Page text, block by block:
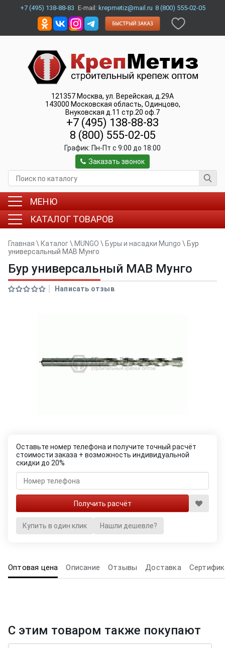
+7 (495) 138-88-83 E-mail: krepmetiz@mail.ru 8 (800) 555-02-05
121357 Москва, ул. Верейская, д.29А
143000 Московская область, Одинцово,
Внуковская д.11 стр.20 оф.7
+7 (495) 138-88-83
8 (800) 555-02-05
График: Пн-Пт c 9:00 до 18:00
Заказать звонок
МЕНЮ
КАТАЛОГ ТОВАРОВ
Главная \ Каталог\ MUNGO \ Буры и насадки Mungo \ Бур
универсальный MAB Мунго
Бур универсальный MAB Мунго
Написать отзыв
Оставьте номер телефона и получите точный расчёт
стоимости заказа + возможность индивидуальной
скидки до 20%
Купить в один клик Нашли дешевле?
Оптовая цена Описание Отзывы Доставка
С этим товаром также покупают